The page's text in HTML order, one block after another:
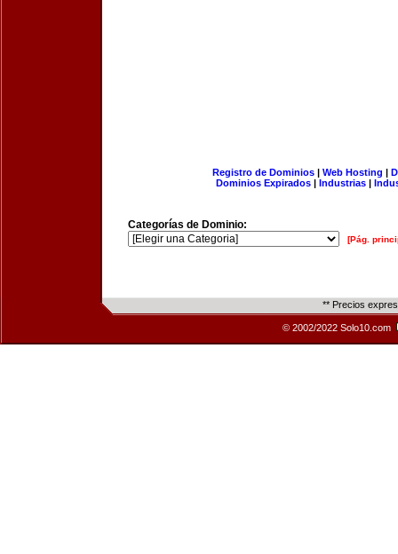
Registro de Dominios| Web Hosting |
Dominios Expirados | Industrias |
Categorías de Dominio:
[Pág.
** Precios
© 2002/2022 Solo10.com